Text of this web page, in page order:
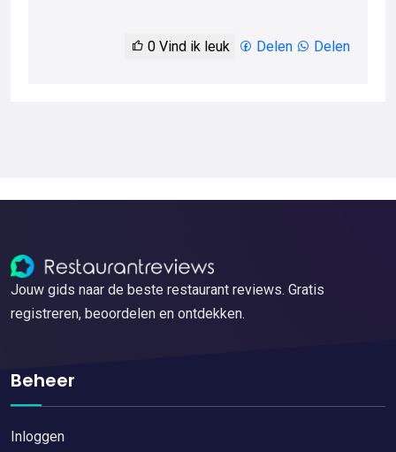
0 Vind ik leuk Delen Delen
Jouw gids naar de beste restaurant reviews. Gratis
registreren, beoordelen en ontdekken.
Beheer
Inloggen